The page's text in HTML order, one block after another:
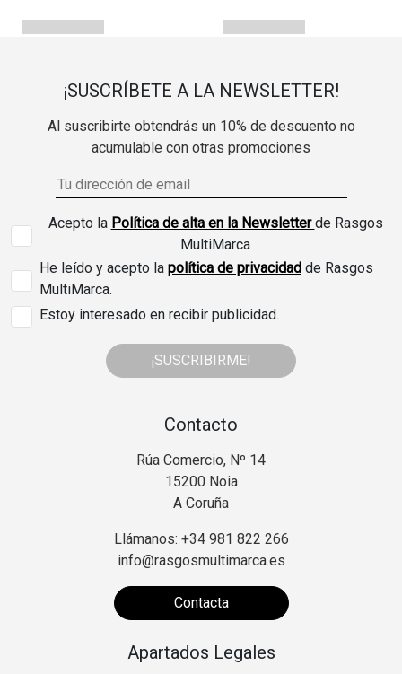
¡SUSCRÍBETE A LA NEWSLETTER!
Al suscribirte obtendrás un 10% de descuento no
acumulable con otras promociones
Acepto la Política de alta en la Newsletterde Rasgos
MultiMarca
He leído y acepto la política de privacidad de Rasgos
MultiMarca.
Estoy interesado en recibir publicidad.
¡SUSCRIBIRME!
Contacto
Rúa Comercio, Nº 14
15200 Noia
A Coruña
Llámanos: +34 981 822 266
info@rasgosmultimarca.es
Contacta
Apartados Legales